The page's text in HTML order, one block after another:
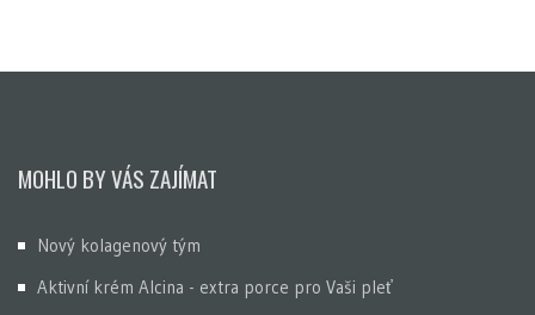
MOHLO BY VÁS ZAJÍMAT
Nový kolagenový tým
Aktivní krém Alcina - extra porce pro Vaši pleť